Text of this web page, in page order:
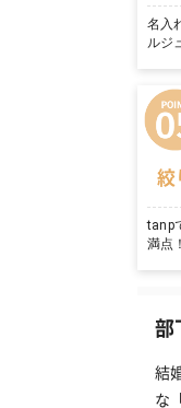
名入
ルジ
絞
tanp
満点
部
結
な